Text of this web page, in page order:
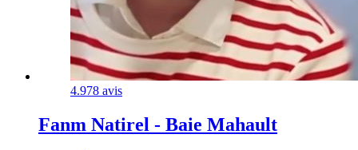
4.978 avis
Fanm Natirel - Baie Mahault